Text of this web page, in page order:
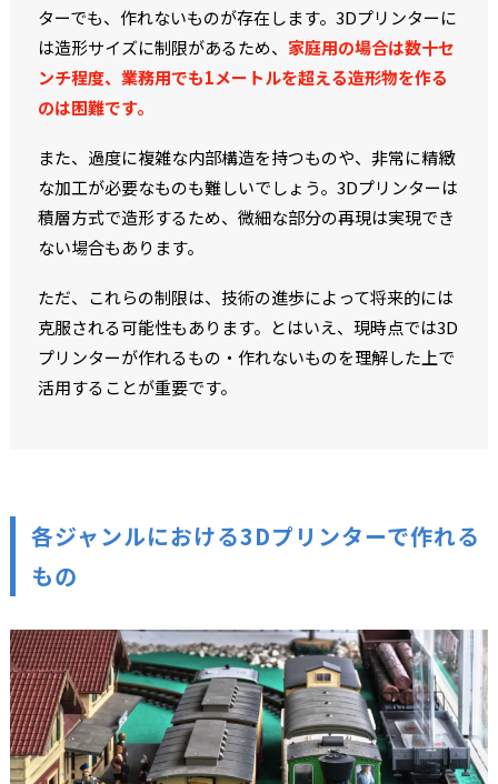
ターでも、作れないものが存在します。3Dプリンターに
は造形サイズに制限があるため、 家庭用の場合は数十セ
ンチ程度、業務用でも1メートルを超える造形物を作る
のは困難です。
また、過度に複雑な内部構造を持つものや、非常に精緻
な加工が必要なものも難しいでしょう。3Dプリンターは
積層方式で造形するため、微細な部分の再現は実現でき
ない場合もあります。
ただ、これらの制限は、技術の進歩によって将来的には
克服される可能性もあります。とはいえ、現時点では3D
プリンターが作れるもの・作れないものを理解した上で
活用することが重要です。
各ジャンルにおける3Dプリンターで作れる
もの